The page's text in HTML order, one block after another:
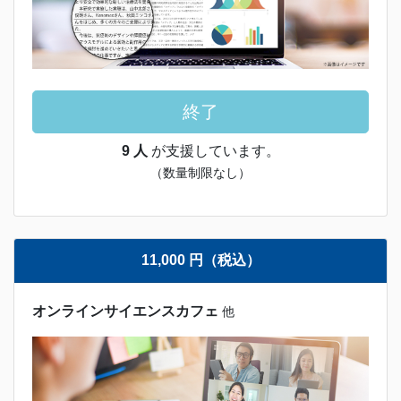
終了
9 人 が支援しています。
（数量制限なし）
11,000 円（税込）
オンラインサイエンスカフェ 他